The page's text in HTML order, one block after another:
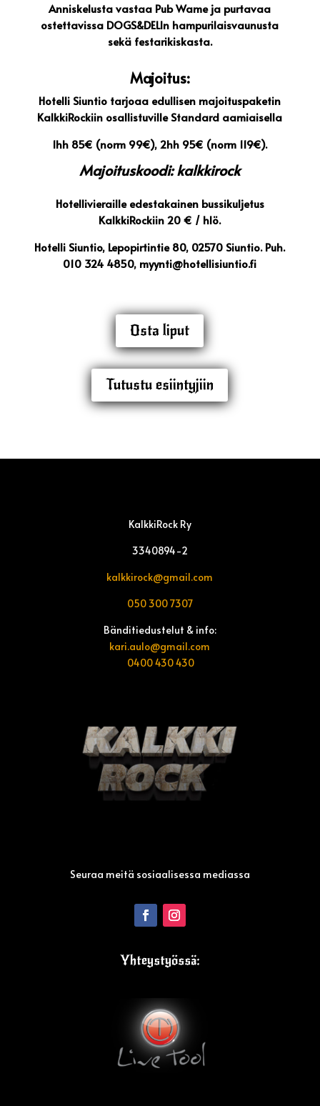
Anniskelusta vastaa Pub Wame ja purtavaa
ostettavissa DOGS&DELIn hampurilaisvaunusta
sekä festarikiskasta.
Majoitus:
Hotelli Siuntio tarjoaa edullisen majoituspaketin
KalkkiRockiin osallistuville Standard aamiaisella
1hh 85€ (norm 99€),2hh 95€ (norm 119€).
Majoituskoodi: kalkkirock
Hotellivieraille edestakainen bussikuljetus
KalkkiRockiin 20 € / hlö.
Hotelli Siuntio, Lepopirtintie 80, 02570 Siuntio. Puh.
010 324 4850, myynti@hotellisiuntio.fi
Osta liput
Tutustu esiintyjiin
KalkkiRock Ry
3340894-2
kalkkirock@gmail.com
050 300 7307
Bänditiedustelut & info:
kari.aulo@gmail.com
0400 430 430
Seuraa meitä sosiaalisessa mediassa
Yhteystyössä: